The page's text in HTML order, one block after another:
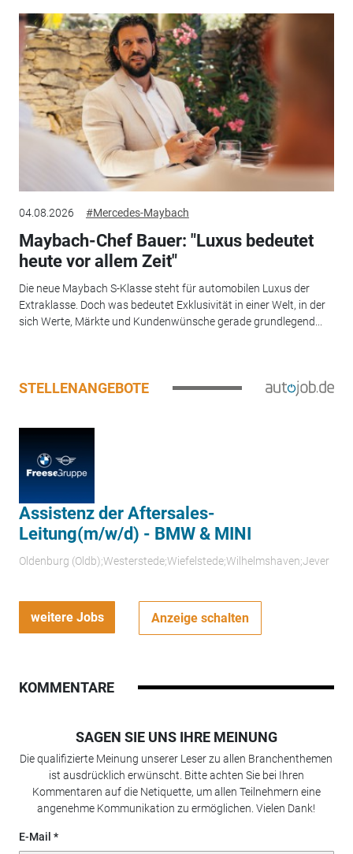
04.08.2026 #Mercedes-Maybach
Maybach-Chef Bauer: "Luxus bedeutet
heute vor allem Zeit"
Die neue Maybach S-Klasse steht für automobilen Luxus der
Extraklasse. Doch was bedeutet Exklusivität in einer Welt, in der
sich Werte, Märkte und Kundenwünsche gerade grundlegend...
STELLENANGEBOTE
Assistenz der Aftersales-
Leitung(m/w/d) - BMW & MINI
Oldenburg (Oldb);Westerstede;Wiefelstede;Wilhelmshaven;Jever
weitere Jobs Anzeige schalten
KOMMENTARE
SAGEN SIE UNS IHRE MEINUNG
Die qualifizierte Meinung unserer Leser zu allen Branchenthemen
ist ausdrücklich erwünscht. Bitte achten Sie bei Ihren
Kommentaren auf die Netiquette, um allen Teilnehmern eine
angenehme Kommunikation zu ermöglichen. Vielen Dank!
E-Mail